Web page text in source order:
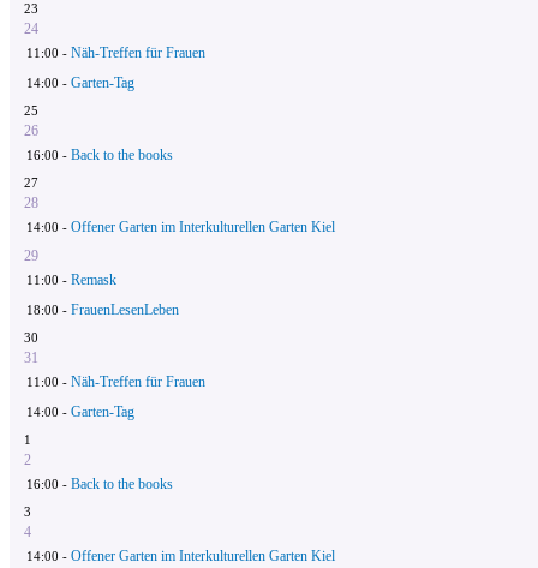
23
24
11:00 - Näh-Treffen für Frauen
14:00 - Garten-Tag
25
26
16:00 - Back to the books
27
28
14:00 - Offener Garten im Interkulturellen Garten Kiel
29
11:00 - Remask
18:00 - FrauenLesenLeben
30
31
11:00 - Näh-Treffen für Frauen
14:00 - Garten-Tag
1
2
16:00 - Back to the books
3
4
14:00 - Offener Garten im Interkulturellen Garten Kiel